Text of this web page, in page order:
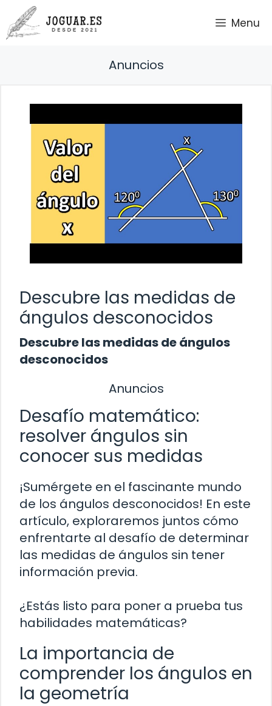
Saltar
al
contenido
Menu
Anuncios
Descubre las medidas de
ángulos desconocidos
Descubre las medidas de ángulos
desconocidos
Anuncios
Desafío matemático:
resolver ángulos sin
conocer sus medidas
¡Sumérgete en el fascinante mundo
de los ángulos desconocidos! En este
artículo, exploraremos juntos cómo
enfrentarte al desafío de determinar
las medidas de ángulos sin tener
información previa.
¿Estás listo para poner a prueba tus
habilidades matemáticas?
La importancia de
comprender los ángulos en
la geometría